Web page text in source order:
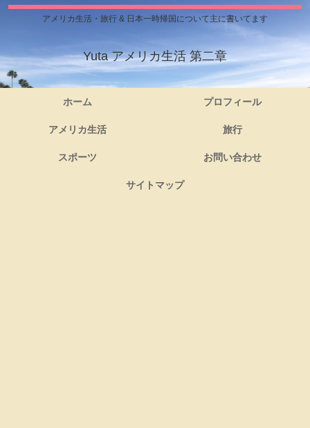
アメリカ生活・旅行 & 日本一時帰国について主に書いてます
Yuta アメリカ生活 第二章
ホーム プロフィール
アメリカ生活 旅行
スポーツ お問い合わせ
サイトマップ